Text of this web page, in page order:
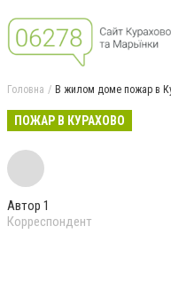
Головна В жилом доме пожар в
ПОЖАР В КУРАХОВО
Автор 1
Корреспондент